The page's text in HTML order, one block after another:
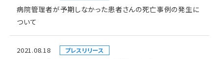
病院管理者が予期しなかった患者さんの死亡事例の発生に
ついて
2021.08.18 プレスリリース